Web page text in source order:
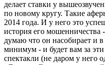
делает ставки у
по новому кругу. Такие
2014 года. И у него это
история его мошенничества
думаю что он насобирает и в
минимум - и будет вам за
спектакли (не даром у него